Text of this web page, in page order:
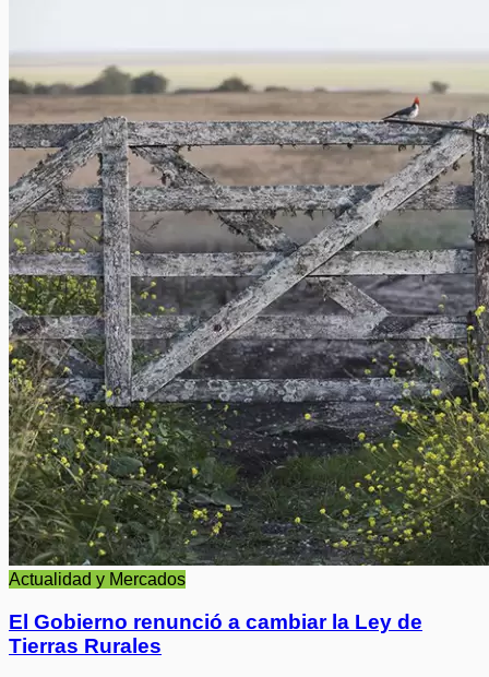
Actualidad y Mercados
El Gobierno renunció a cambiar la Ley de
Tierras Rurales